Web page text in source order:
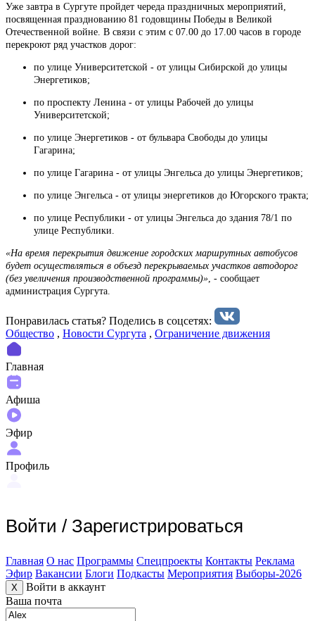
Уже завтра в Сургуте пройдет череда праздничных мероприятий,
посвященная празднованию 81 годовщины Победы в Великой
Отечественной войне. В связи с этим с 07.00 до 17.00 часов в городе
перекроют ряд участков дорог:
по улице Университетской - от улицы Сибирской до улицы
Энергетиков;
по проспекту Ленина - от улицы Рабочей до улицы
Университетской;
по улице Энергетиков - от бульвара Свободы до улицы
Гагарина;
по улице Гагарина - от улицы Энгельса до улицы Энергетиков;
по улице Энгельса - от улицы энергетиков до Югорского тракта;
по улице Республики - от улицы Энгельса до здания 78/1 по
улице Республики.
«На время перекрытия движение городских маршрутных автобусов
будет осуществляться в объезд перекрываемых участков автодорог
(без увеличения производственной программы)» , - сообщает
администрация Сургута.
Понравилась статья? Поделиcь в соцсетях:
Общество , Новости Сургута , Ограничение движения
Главная
Афиша
Эфир
Профиль
Войти / Зарегистрироваться
Главная О нас Программы Спецпроекты Контакты Реклама
Эфир Вакансии Блоги Подкасты Мероприятия Выборы-2026
X
Войти в аккаунт
Ваша почта